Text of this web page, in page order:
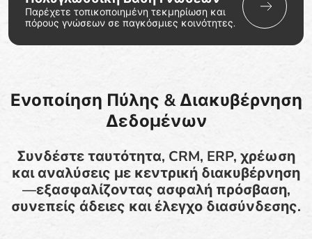
Παρέχετε τοπικοποιημένη τεκμηρίωση και
πόρους γνώσεων σε παγκόσμιες κοινότητες.
Ενοποίηση Πύλης & Διακυβέρνηση
Δεδομένων
Συνδέστε ταυτότητα, CRM, ERP, χρέωση
και αναλύσεις με κεντρική διακυβέρνηση
—εξασφαλίζοντας ασφαλή πρόσβαση,
συνεπείς άδειες και έλεγχο διασύνδεσης.